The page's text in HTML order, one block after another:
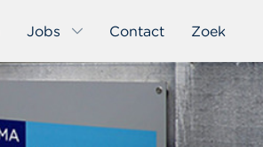
Jobs Contact Zoek